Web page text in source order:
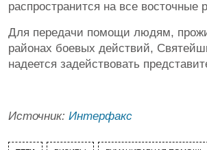
распространится на все восточные
Для передачи помощи людям,
районах боевых действий,
надеется задействовать
Источник: Интерфакс